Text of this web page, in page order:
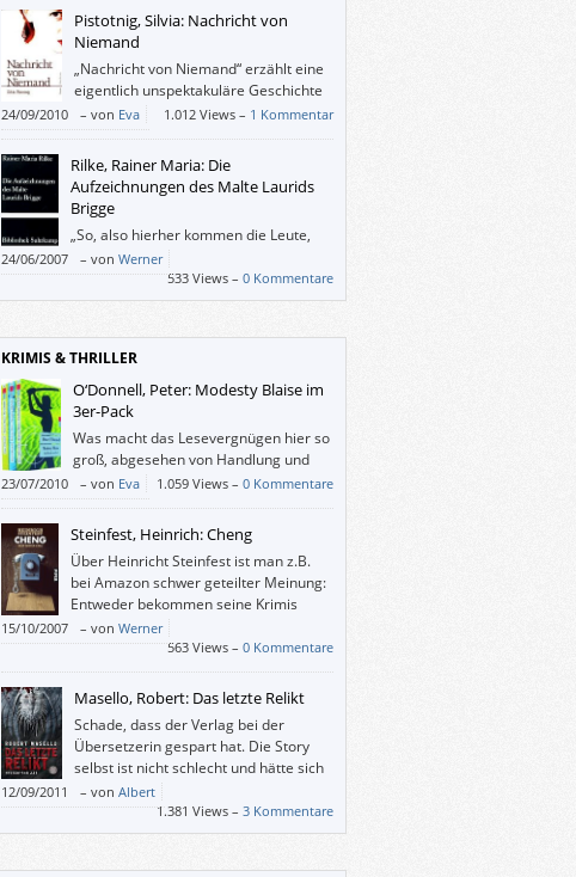
Pistotnig, Silvia: Nachricht von
Niemand
„Nachricht von Niemand“ erzählt eine
eigentlich unspektakuläre Geschichte
mit feiner Feder, charmant und
spannend.
24/09/2010 – von Eva 1.012 Views – 1 Kommentar
Rilke, Rainer Maria: Die
Aufzeichnungen des Malte Laurids
Brigge
„So, also hierher kommen die Leute,
um zu leben, ich würde eher meinen,
es stürbe sich hier.“
24/06/2007 – von Werner
533 Views – 0 Kommentare
KRIMIS & THRILLER
O‘Donnell, Peter: Modesty Blaise im
3er-Pack
Was macht das Lesevergnügen hier so
groß, abgesehen von Handlung und
Einfallsreichtum? Einerseits der Stil,
die Eleganz, das britische Understatement und
der trockene Humor in der Sprache, andererseits
die lebendigen, glaubwürdigen,
dreidimensionalen Figuren.
23/07/2010 – von Eva 1.059 Views – 0 Kommentare
Steinfest, Heinrich: Cheng
Über Heinricht Steinfest ist man z.B.
bei Amazon schwer geteilter Meinung:
Entweder bekommen seine Krimis
(fast) alle oder (beinahe) gar keine
Punkte von den LeserInnen. Tatsächlich treibt
Steinfest das, was man mittlerweile als
österreichischen Krimi typisiert hat, auf die Spitze.
15/10/2007 – von Werner
563 Views – 0 Kommentare
Masello, Robert: Das letzte Relikt
Schade, dass der Verlag bei der
Übersetzerin gespart hat. Die Story
selbst ist nicht schlecht und hätte sich
mehr verdient.
12/09/2011 – von Albert
1.381 Views – 3 Kommentare